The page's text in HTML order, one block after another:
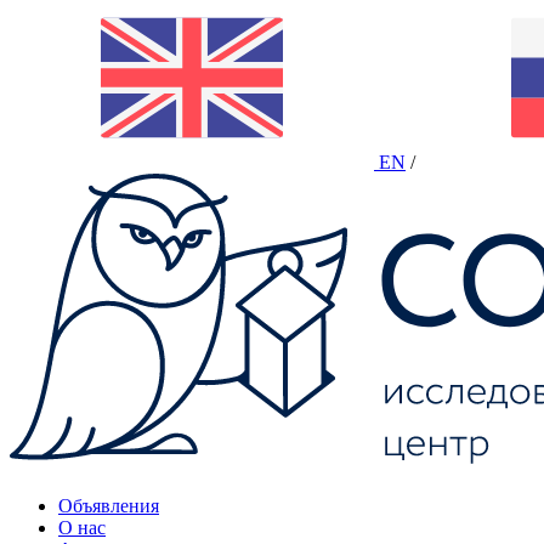
EN /
Объявления
О нас